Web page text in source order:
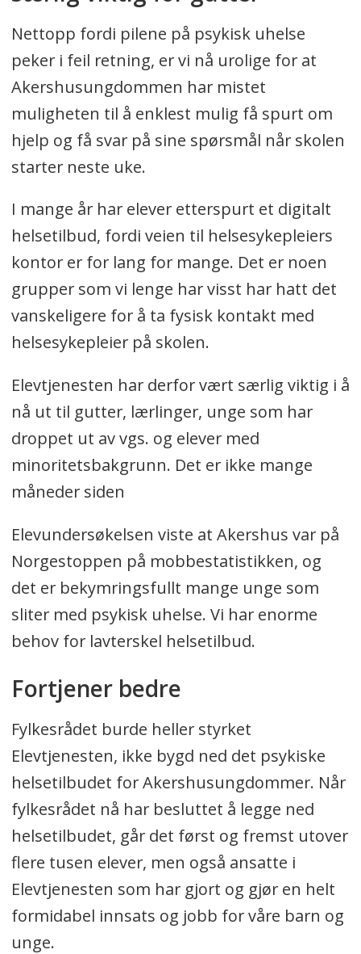
Nettopp fordi pilene på psykisk uhelse
peker i feil retning, er vi nå urolige for at
Akershusungdommen har mistet
muligheten til å enklest mulig få spurt om
hjelp og få svar på sine spørsmål når skolen
starter neste uke.
I mange år har elever etterspurt et digitalt
helsetilbud, fordi veien til helsesykepleiers
kontor er for lang for mange. Det er noen
grupper som vi lenge har visst har hatt det
vanskeligere for å ta fysisk kontakt med
helsesykepleier på skolen.
Elevtjenesten har derfor vært særlig viktig i å
nå ut til gutter, lærlinger, unge som har
droppet ut av vgs. og elever med
minoritetsbakgrunn. Det er ikke mange
måneder siden
Elevundersøkelsen viste at Akershus var på
Norgestoppen på mobbestatistikken, og
det er bekymringsfullt mange unge som
sliter med psykisk uhelse. Vi har enorme
behov for lavterskel helsetilbud.
Fortjener bedre
Fylkesrådet burde heller styrket
Elevtjenesten, ikke bygd ned det psykiske
helsetilbudet for Akershusungdommer. Når
fylkesrådet nå har besluttet å legge ned
helsetilbudet, går det først og fremst utover
flere tusen elever, men også ansatte i
Elevtjenesten som har gjort og gjør en helt
formidabel innsats og jobb for våre barn og
unge.